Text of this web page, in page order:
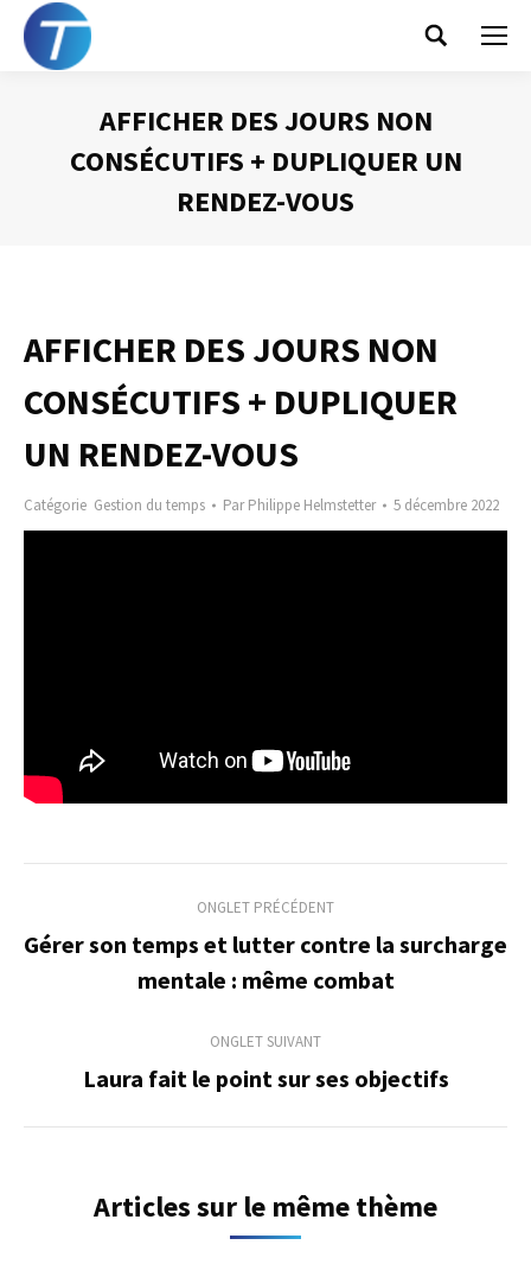
Search:
AFFICHER DES JOURS NON
CONSÉCUTIFS + DUPLIQUER UN
RENDEZ-VOUS
AFFICHER DES JOURS NON
CONSÉCUTIFS + DUPLIQUER
UN RENDEZ-VOUS
Catégorie Gestion du temps ParPhilippe Helmstetter 5 décembre 2022
de
commentaire
ONGLET PRÉCÉDENT
Onglet
précédent
Gérer son temps et lutter contre la surcharge
mentale : même combat
ONGLET SUIVANT
Onglet
Laura fait le point sur ses objectifs
Articles sur le même thème